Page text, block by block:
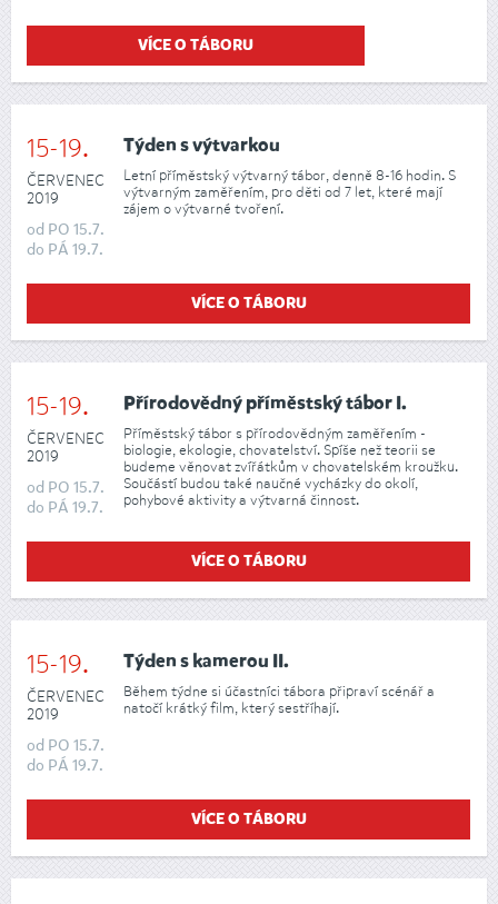
VÍCE O TÁBORU
15-19.
ČERVENEC
2019
od PO 15.7.
do PÁ 19.7.
Týden s výtvarkou
Letní příměstský výtvarný tábor, denně 8-16 hodin. S
výtvarným zaměřením, pro děti od 7 let, které mají
zájem o výtvarné tvoření.
VÍCE O TÁBORU
15-19.
ČERVENEC
2019
od PO 15.7.
do PÁ 19.7.
Přírodovědný příměstský tábor I.
Příměstský tábor s přírodovědným zaměřením -
biologie, ekologie, chovatelství. Spíše než teorii se
budeme věnovat zvířátkům v chovatelském kroužku.
Součástí budou také naučné vycházky do okolí,
pohybové aktivity a výtvarná činnost.
VÍCE O TÁBORU
15-19.
ČERVENEC
2019
od PO 15.7.
do PÁ 19.7.
Týden s kamerou II.
Během týdne si účastníci tábora připraví scénář a
natočí krátký film, který sestříhají.
VÍCE O TÁBORU